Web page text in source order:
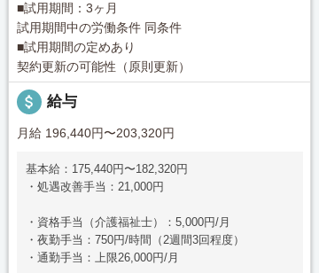
■試用期間：3ヶ月
試用期間中の労働条件 同条件
■試用期間の定めあり
契約更新の可能性（原則更新）
attach_money 給与
月給 196,440円〜203,320円
基本給：175,440円〜182,320円
・処遇改善手当：21,000円
・資格手当（介護福祉士）：5,000円/月
・夜勤手当：750円/時間（2週間3回程度）
・通勤手当：上限26,000円/月